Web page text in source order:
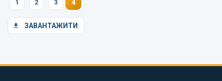
1 2 3 4
ЗАВАНТАЖИТИ